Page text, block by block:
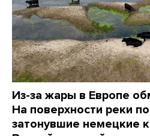
Из-за жары в Европе
На поверхности реки
затонувшие немецкие